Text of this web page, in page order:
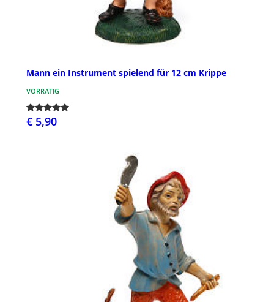
Mann ein Instrument spielend für 12 cm Krippe
VORRÄTIG
€ 5,90